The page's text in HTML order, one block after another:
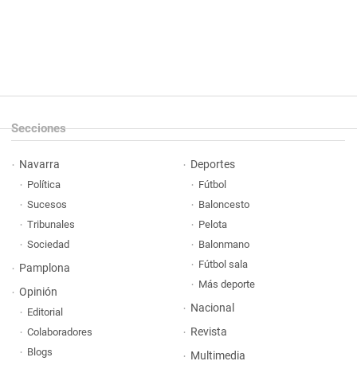
Secciones
Navarra
Política
Sucesos
Tribunales
Sociedad
Pamplona
Opinión
Editorial
Colaboradores
Blogs
Deportes
Fútbol
Baloncesto
Pelota
Balonmano
Fútbol sala
Más deporte
Nacional
Revista
Multimedia